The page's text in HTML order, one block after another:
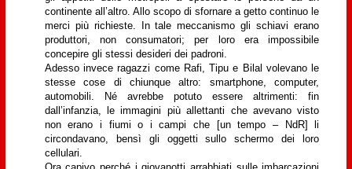
continente all’altro. Allo scopo di sfornare a getto continuo le
merci più richieste. In tale meccanismo gli schiavi erano
produttori, non consumatori; per loro era impossibile
concepire gli stessi desideri dei padroni.
Adesso invece ragazzi come Rafi, Tipu e Bilal volevano le
stesse cose di chiunque altro: smartphone, computer,
automobili. Né avrebbe potuto essere altrimenti: fin
dall’infanzia, le immagini più allettanti che avevano visto
non erano i fiumi o i campi che [un tempo – NdR] li
circondavano, bensì gli oggetti sullo schermo dei loro
cellulari.